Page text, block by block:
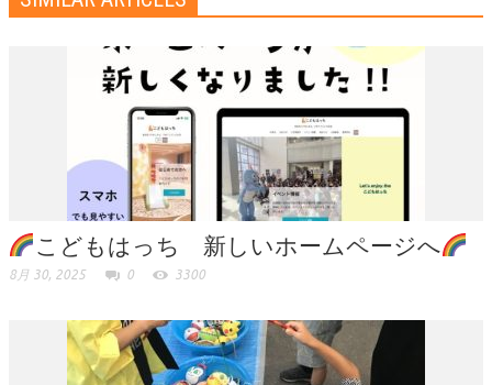
こどもはっち 新しいホームページへ
8月 30, 2025 0 3300